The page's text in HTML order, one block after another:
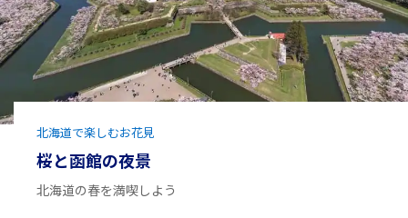
北海道で楽しむお花見
桜と函館の夜景
北海道の春を満喫しよう